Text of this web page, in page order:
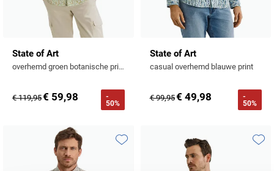
State of Art
overhemd groen botanische print linnen
€ 119,95€ 59,98
-
50%
State of Art
casual overhemd blauwe print
€ 99,95€ 49,98
-
50%
Toevoegen aan favorieten